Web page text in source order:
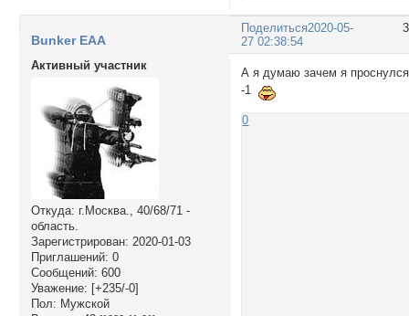
Поделиться2020-05-
27 02:38:54
Bunker EAA
Активный участник
Откуда: г.Москва., 40/68/71 -
область.
Зарегистрирован: 2020-01-03
Приглашений: 0
Сообщений: 600
Уважение: [+235/-0]
Пол: Мужской
А я думаю зачем я
-1
0